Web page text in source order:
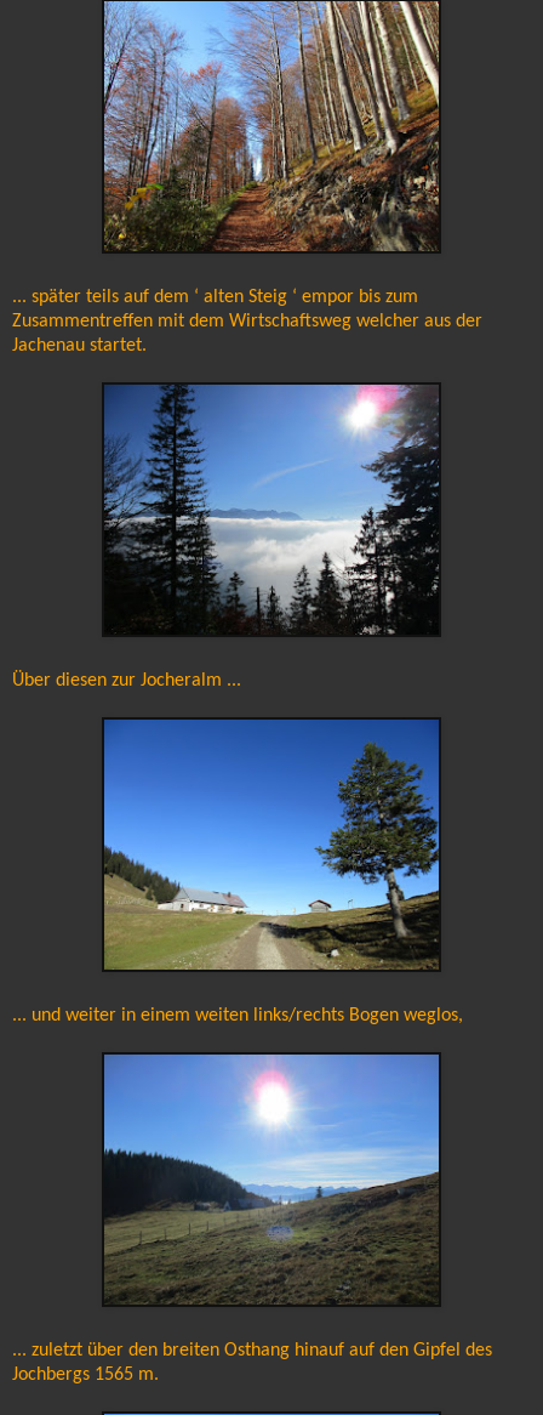
... später teils auf dem ‘ alten Steig ‘ empor bis zum
Zusammentreffen mit dem Wirtschaftsweg welcher aus der
Jachenau startet.
Über diesen zur Jocheralm ...
... und weiter in einem weiten links/rechts Bogen weglos,
... zuletzt über den breiten Osthang hinauf auf den Gipfel des
Jochbergs 1565 m.